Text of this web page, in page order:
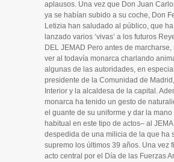
aplausos. Una vez que Don Juan
ya se habían subido a su coche, Don
Letizia han saludado al público, que
lanzado varios ‘vivas’ a los futuros
DEL JEMAD Pero antes de marcharse,
ver al todavía monarca charlando
algunas de las autoridades, en
presidente de la Comunidad de
Interior y la alcaldesa de la capital.
monarca ha tenido un gesto de
el guante de su uniforme y dar la mano
habitual en este tipo de actos– al
despedida de una milicia de la que ha
supremo los últimos 39 años. Una vez
acto central por el Día de las Fuerzas